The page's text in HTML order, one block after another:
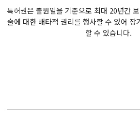
특허권은 출원일을 기준으로 최대 20년간
술에 대한 배타적 권리를 행사할 수 있어 장
할 수 있습니다.